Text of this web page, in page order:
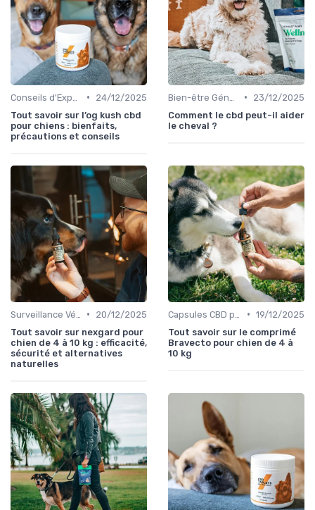
•
24/12/2025
Tout savoir sur l’og kush cbd
pour chiens : bienfaits,
précautions et conseils
•
23/12/2025
Comment le cbd peut-il aider
le cheval ?
•
20/12/2025
Tout savoir sur nexgard pour
chien de 4 à 10 kg : efficacité,
sécurité et alternatives
naturelles
• 19/12/2025
Tout savoir sur le comprimé
Bravecto pour chien de 4 à
10 kg